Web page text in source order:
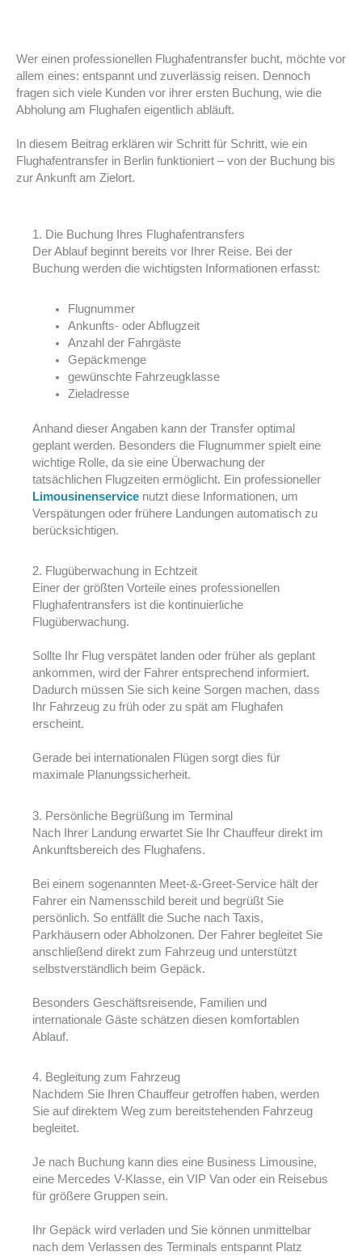
Wer einen professionellen Flughafentransfer bucht, möchte vor
allem eines: entspannt und zuverlässig reisen. Dennoch
fragen sich viele Kunden vor ihrer ersten Buchung, wie die
Abholung am Flughafen eigentlich abläuft.
In diesem Beitrag erklären wir Schritt für Schritt, wie ein
Flughafentransfer in Berlin funktioniert – von der Buchung bis
zur Ankunft am Zielort.
1. Die Buchung Ihres Flughafentransfers
Der Ablauf beginnt bereits vor Ihrer Reise. Bei der
Buchung werden die wichtigsten Informationen erfasst:
Flugnummer
Ankunfts- oder Abflugzeit
Anzahl der Fahrgäste
Gepäckmenge
gewünschte Fahrzeugklasse
Zieladresse
Anhand dieser Angaben kann der Transfer optimal
geplant werden. Besonders die Flugnummer spielt eine
wichtige Rolle, da sie eine Überwachung der
tatsächlichen Flugzeiten ermöglicht. Ein professioneller
Limousinenservice nutzt diese Informationen, um
Verspätungen oder frühere Landungen automatisch zu
berücksichtigen.
2. Flugüberwachung in Echtzeit
Einer der größten Vorteile eines professionellen
Flughafentransfers ist die kontinuierliche
Flugüberwachung.
Sollte Ihr Flug verspätet landen oder früher als geplant
ankommen, wird der Fahrer entsprechend informiert.
Dadurch müssen Sie sich keine Sorgen machen, dass
Ihr Fahrzeug zu früh oder zu spät am Flughafen
erscheint.
Gerade bei internationalen Flügen sorgt dies für
maximale Planungssicherheit.
3. Persönliche Begrüßung im Terminal
Nach Ihrer Landung erwartet Sie Ihr Chauffeur direkt im
Ankunftsbereich des Flughafens.
Bei einem sogenannten Meet-&-Greet-Service hält der
Fahrer ein Namensschild bereit und begrüßt Sie
persönlich. So entfällt die Suche nach Taxis,
Parkhäusern oder Abholzonen. Der Fahrer begleitet Sie
anschließend direkt zum Fahrzeug und unterstützt
selbstverständlich beim Gepäck.
Besonders Geschäftsreisende, Familien und
internationale Gäste schätzen diesen komfortablen
Ablauf.
4. Begleitung zum Fahrzeug
Nachdem Sie Ihren Chauffeur getroffen haben, werden
Sie auf direktem Weg zum bereitstehenden Fahrzeug
begleitet.
Je nach Buchung kann dies eine Business Limousine,
eine Mercedes V-Klasse, ein VIP Van oder ein Reisebus
für größere Gruppen sein.
Ihr Gepäck wird verladen und Sie können unmittelbar
nach dem Verlassen des Terminals entspannt Platz